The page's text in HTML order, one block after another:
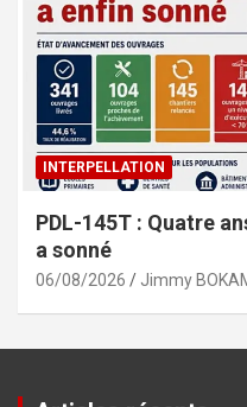
INTERPELLATION
PDL-145T : Quatre
a sonné
06/08/2026 Jimmy